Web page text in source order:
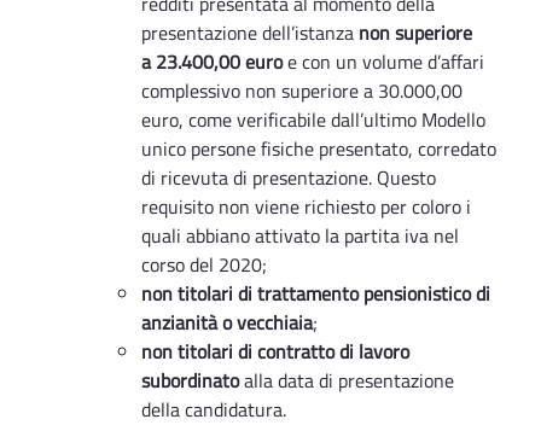
presentazione dell’istanza non superiore
a 23.400,00 euroe con un volume d’affari
complessivo non superiore a 30.000,00
euro, come verificabile dall’ultimo Modello
unico persone fisiche presentato, corredato
di ricevuta di presentazione. Questo
requisito non viene richiesto per coloro i
quali abbiano attivato la partita iva nel
corso del 2020;
non titolari di trattamento pensionistico di
anzianità o vecchiaia;
non titolari di contratto di lavoro
subordinatoalla data di presentazione
della candidatura.